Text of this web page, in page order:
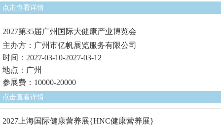
点击查看详情
2027第35届广州国际大健康产业博览会
主办方：广州市亿帆展览服务有限公司
时间：2027-03-10-2027-03-12
地点：广州
参展费：10000-20000
点击查看详情
2027上海国际健康营养展{HNC健康营养展}